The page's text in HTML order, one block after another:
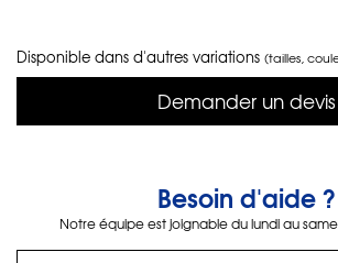
Disponible dans d'autres variations (tailles,
Demander un devis
Besoin d'aide ?
Notre équipe est joignable du lundi au